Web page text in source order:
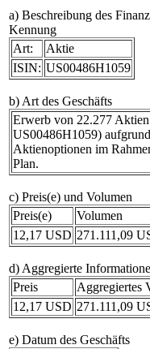
a) Beschreibung des
Kennung
Art:
Aktie
ISIN: US00486H1059
b) Art des Geschäfts
Erwerb von 22.277
US00486H1059)
Aktienoptionen im
Plan.
c) Preis(e) und Volumen
Preis(e)
Volumen
12,17 USD 271.111,09
d) Aggregierte
Preis
Aggregiertes
12,17 USD 271.111,09
e) Datum des Geschäfts